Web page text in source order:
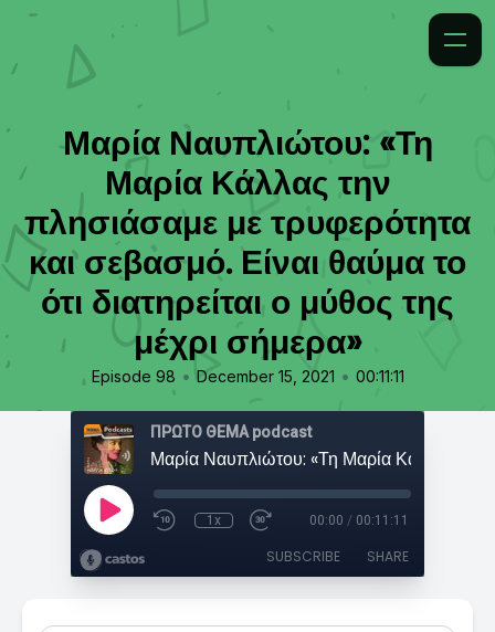
Μαρία Ναυπλιώτου: «Τη
Μαρία Κάλλας την
πλησιάσαμε με τρυφερότητα
και σεβασμό. Είναι θαύμα το
ότι διατηρείται ο μύθος της
μέχρι σήμερα»
Episode 98 • December 15, 2021 • 00:11:11
ΠΡΩΤΟ ΘΕΜΑ podcast
1x 00:00 / 00:11:11
SUBSCRIBE SHARE